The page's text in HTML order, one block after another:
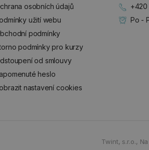
osobních údajů
užití webu
podmínky
podmínky pro kurzy
od smlouvy
heslo
nastavení cookies
+420
Po -
Twint, s.r.o.,